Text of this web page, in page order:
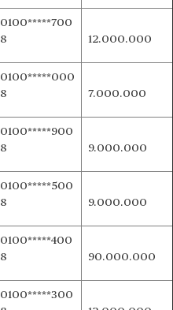
0100*****700
8
12.000.000
0100*****000
8
7.000.000
0100*****900
8
9.000.000
0100*****500
8
9.000.000
0100*****400
8
90.000.000
0100*****300